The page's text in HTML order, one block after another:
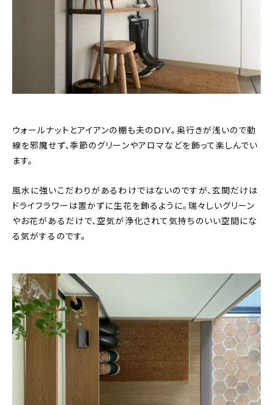
ウォールナットとアイアンの棚も夫のDIY。奥行きが浅いので動
線を邪魔せず、季節のグリーンやアロマなどを飾って楽しんでい
ます。
風水に強いこだわりがあるわけではないのですが、玄関だけは
ドライフラワーは置かずに生花を飾るように。瑞々しいグリーン
やお花があるだけで、空気が浄化されて気持ちのいい空間にな
る気がするのです。